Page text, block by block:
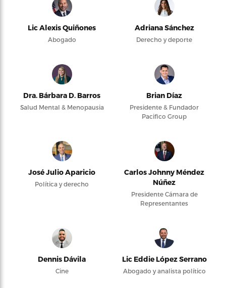
Lic Alexis Quiñones
Abogado
Adriana Sánchez
Derecho y deporte
Dra. Bárbara D. Barros
Salud Mental & Menopausia
Brian Díaz
Presidente & Fundador
Pacifico Group
José Julio Aparicio
Política y derecho
Carlos Johnny Méndez
Núñez
Presidente Cámara de
Representantes
Dennis Dávila
Cine
Lic Eddie López Serrano
Abogado y analista político